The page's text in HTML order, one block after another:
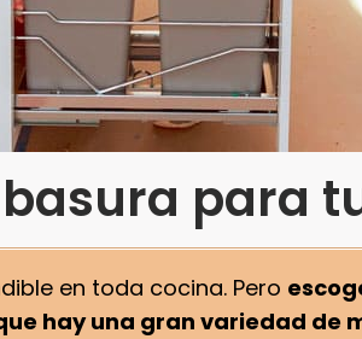
para
en toda cocina. Pero
hay una gran variedad de